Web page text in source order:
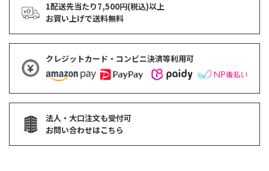
1配送先当たり7,500円(税込)以上
お買い上げで送料無料
クレジットカード・コンビニ決済等利用可
法人・大口注文も受付可
お問い合わせはこちら